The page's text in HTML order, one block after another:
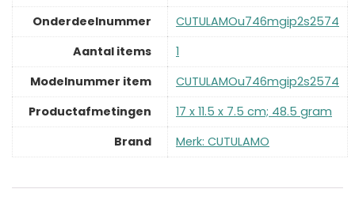
Onderdeelnummer
‎CUTULAMOu746mgip2s2574
Aantal items
‎1
Modelnummer item
‎CUTULAMOu746mgip2s2574
Productafmetingen
‎17 x 11.5 x 7.5 cm; 48.5 gram
Brand
Merk: CUTULAMO